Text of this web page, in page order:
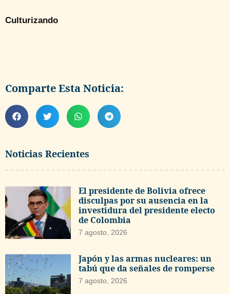
Noticias Recientes
El presidente de Bolivia ofrece
disculpas por su ausencia en la
investidura del presidente electo
de Colombia
7 agosto, 2026
Japón y las armas nucleares: un
tabú que da señales de romperse
7 agosto, 2026
Culturizando
Comparte Esta Noticia: